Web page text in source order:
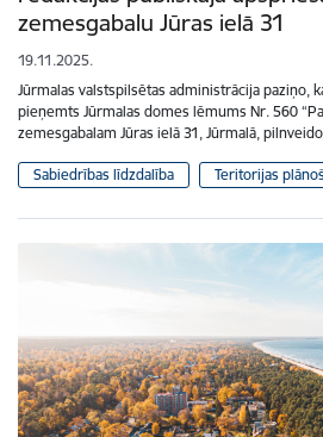
zemesgabalu Jūras ielā 31
19.11.2025.
Jūrmalas valstspilsētas administrācija paziņo,
pieņemts Jūrmalas domes lēmums Nr. 560
zemesgabalam Jūras ielā 31, Jūrmalā,
Sabiedrības līdzdalība Teritorijas